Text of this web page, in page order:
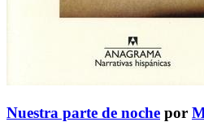
Nuestra parte de noche por